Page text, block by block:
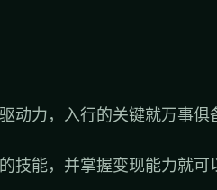
动力，入行的关键就万事俱
技能，并掌握变现能力就可